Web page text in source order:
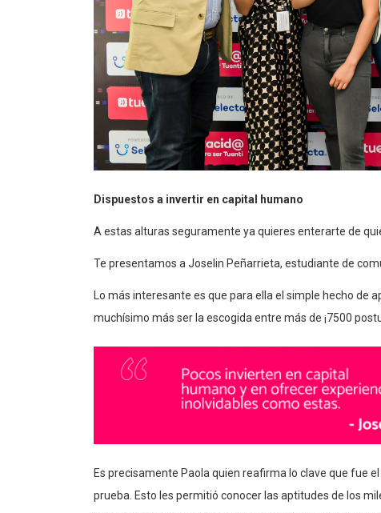
Dispuestos a invertir en capital humano
A estas alturas seguramente ya quieres enterarte de
Te presentamos a Joselin Peñarrieta, estudiante de
Lo más interesante es que para ella el simple hecho de
muchísimo más ser la escogida entre más de ¡7500
Es precisamente Paola quien reafirma lo clave que fue
prueba. Esto les permitió conocer las aptitudes de los